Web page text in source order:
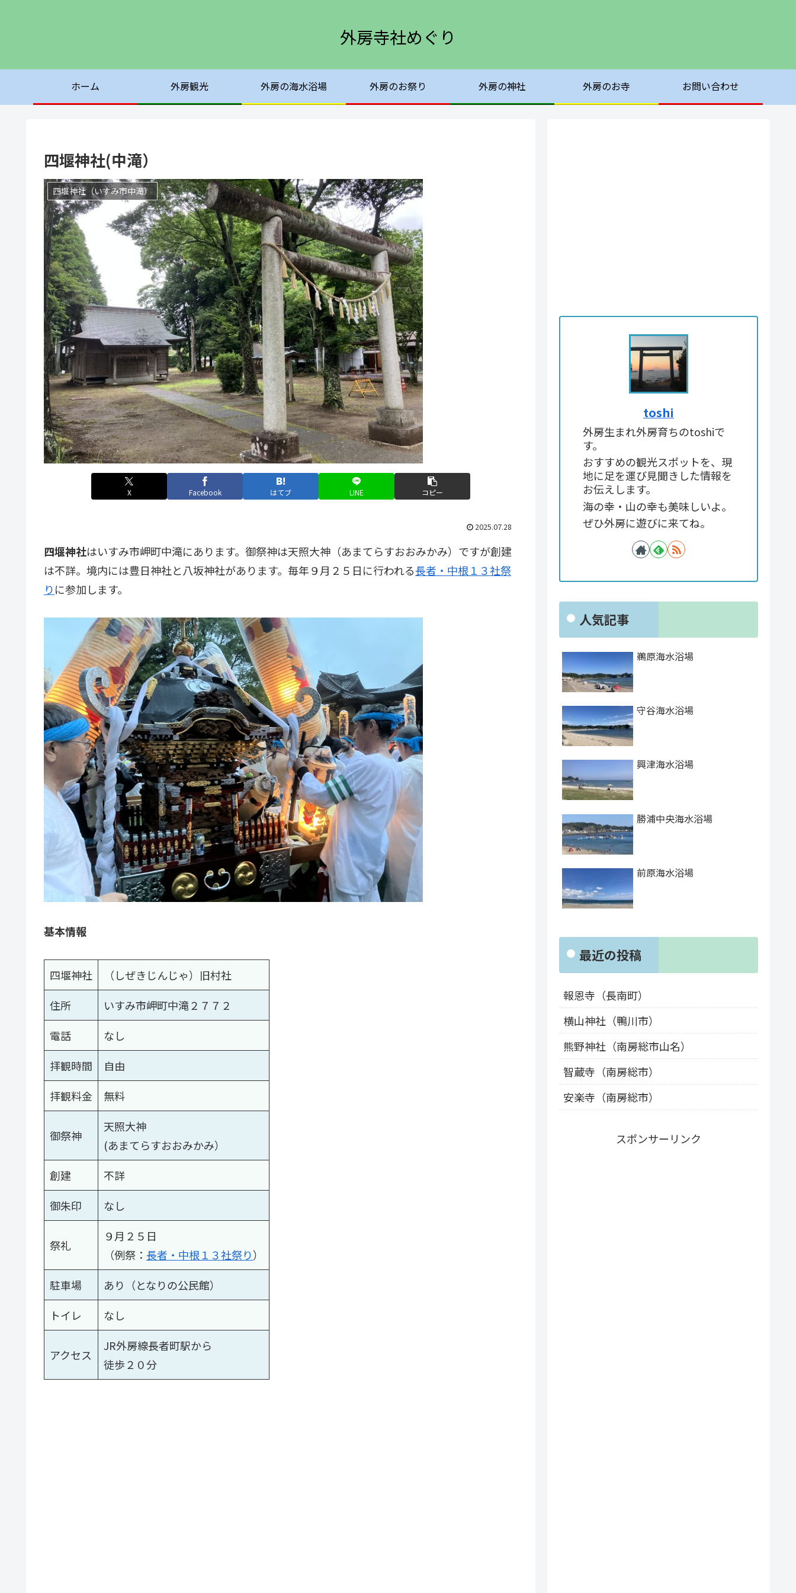
外房寺社めぐり
ホーム 外房観光 外房の海水浴場 外房のお祭り 外房の神社 外房のお寺 お問い合わせ
四堰神社(中滝）
四堰神社（いすみ市中滝）
X Facebook はてブ LINE コピー
2025.07.28
四堰神社はいすみ市岬町中滝にあります。御祭神は天照大神（あまてらすおおみかみ）ですが創建
は不詳。境内には豊日神社と八坂神社があります。毎年９月２５日に行われる長者・中根１３社祭
りに参加します。
基本情報
四堰神社
（しぜきじんじゃ）旧村社
住所
いすみ市岬町中滝２７７２
電話
なし
拝観時間
自由
拝観料金
無料
御祭神
天照大神
(あまてらすおおみかみ）
創建
不詳
御朱印
なし
祭礼
９月２５日
（例祭： 長者・中根１３社祭り）
駐車場
あり（となりの公民館）
トイレ
なし
アクセス
JR外房線長者町駅から
徒歩２０分
toshi
外房生まれ外房育ちのtoshiで
す。
おすすめの観光スポットを、現
地に足を運び見聞きした情報を
お伝えします。
海の幸・山の幸も美味しいよ。
ぜひ外房に遊びに来てね。
人気記事
鵜原海水浴場
守谷海水浴場
興津海水浴場
勝浦中央海水浴場
前原海水浴場
最近の投稿
報恩寺（長南町）
横山神社（鴨川市）
熊野神社（南房総市山名）
智蔵寺（南房総市）
安楽寺（南房総市）
スポンサーリンク